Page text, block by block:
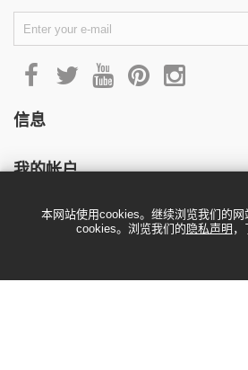
信息
我的帐户
本网站使用cookies。继续浏览我们的网
cookies。浏览我们的 隐私声明 ，